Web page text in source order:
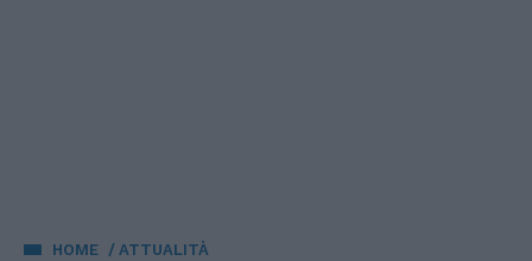
HOME ATTUALITÀ